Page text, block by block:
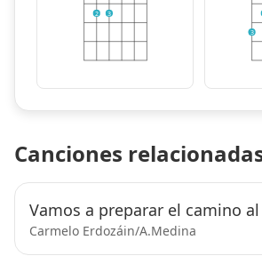
2 3
3
Canciones
Vamos a preparar el camino
Carmelo Erdozáin/A.Medina